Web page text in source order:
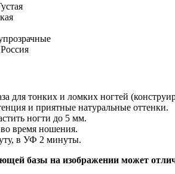
Россия
для тонких и ломких ногтей
и приятные натуральные оттенки.
ногти до 5 мм.
время ношения.
в УФ 2 минуты.
базы на изображении может